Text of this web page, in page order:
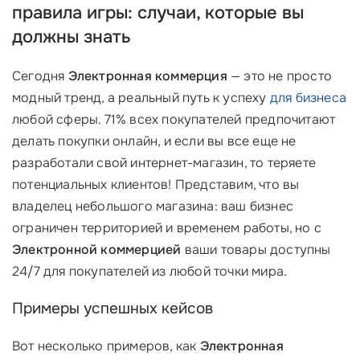
правила игры: случаи, которые вы
должны знать
Сегодня Электронная коммерция — это не просто
модный тренд, а реальный путь к успеху для бизнеса
любой сферы. 71% всех покупателей предпочитают
делать покупки онлайн, и если вы все еще не
разработали свой интернет-магазин, то теряете
потенциальных клиентов! Представим, что вы
владелец небольшого магазина: ваш бизнес
ограничен территорией и временем работы, но с
Электронной коммерцией ваши товары доступны
24/7 для покупателей из любой точки мира.
Примеры успешных кейсов
Вот несколько примеров, как Электронная